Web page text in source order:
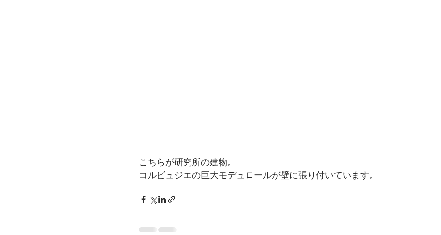
こちらが研究所の建物。
コルビュジエの巨大モデュロールが壁に張り付いています。